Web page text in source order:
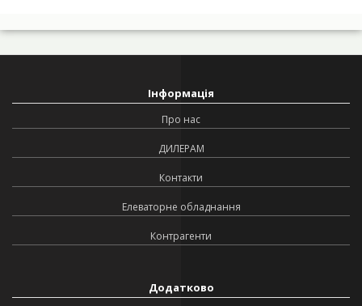
Інформація
Про нас
ДИЛЕРАМ
Контакти
Елеваторне обладнання
Контрагенти
Додатково